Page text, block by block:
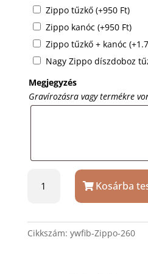
Zippo tűzkő (+950 Ft)
Zippo kanóc (+950 Ft)
Zippo tűzkő + kanóc (+
Nagy Zippo díszdoboz
Megjegyzés
Gravírozásra vagy termékre
gravírozással
Kosárba
Cikkszám: ywfib-Zippo-260